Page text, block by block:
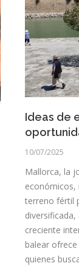
Ideas de
10/07/2025
Mallorca, la
económicos,
terreno fértil
creciente
balear
quienes